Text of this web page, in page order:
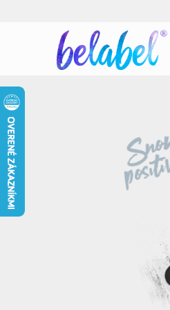
Dárky pro babičku
Dárky pro tátu
Dárky pro bráchu
Dárky pro dědu